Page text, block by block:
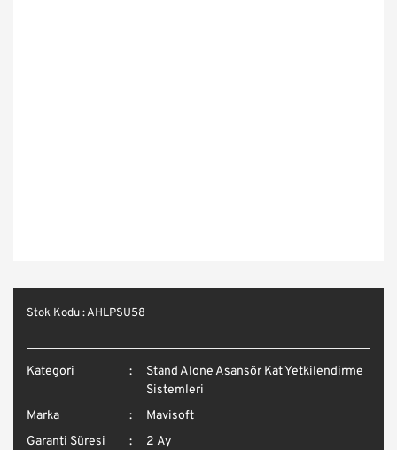
Stok Kodu : AHLPSU58
Kategori
Stand Alone Asansör Kat Yetkilendirme
Sistemleri
Marka
Mavisoft
Garanti Süresi
2 Ay